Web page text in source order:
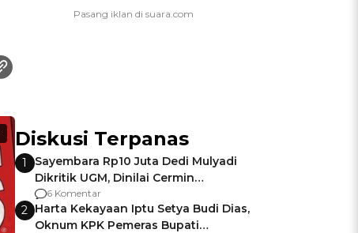
Diskusi Terpanas
1
Sayembara Rp10 Juta Dedi Mulyadi
Dikritik UGM, Dinilai Cermin
Gagalnya Negara Jamin Keamanan
6 Komentar
2 Harta Kekayaan Iptu Setya Budi Dias,
Oknum KPK Pemeras Bupati